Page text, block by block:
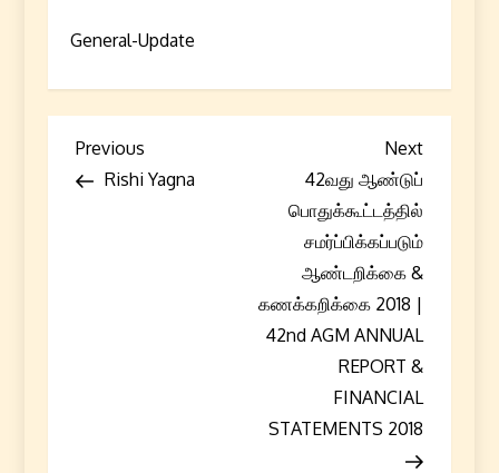
General-Update
P
o
Previous
Post
Previous
Rishi Yagna
Next
Next
42வது ஆண்டுப்
பொதுக்கூட்டத்தில்
சமர்ப்பிக்கப்படும்
ஆண்டறிக்கை &
கணக்கறிக்கை 2018 |
42nd AGM ANNUAL
REPORT &
FINANCIAL
STATEMENTS 2018